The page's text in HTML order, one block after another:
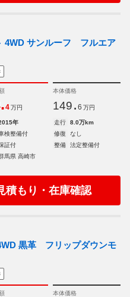
4WD サンルーフ フルエア
.4 万円
本体価格
149. 6 万円
年 走行
8.0万km
検整備付 修復
なし
証付 整備
法定整備付
馬県 高崎市
積もり・在庫確認
黒革 フリップダウンモ
本体価格